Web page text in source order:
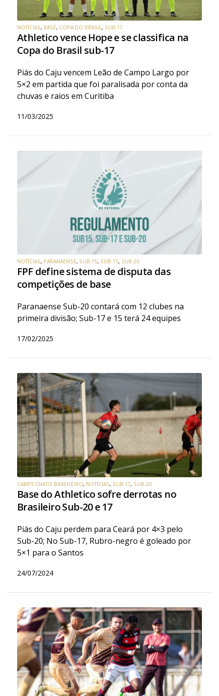
NOTÍCIAS, BASE, COPA DO BRASIL , SUB-17
Athletico vence Hope e se classifica na
Copa do Brasil sub-17
Piás do Caju vencem Leão de Campo Largo por
5×2 em partida que foi paralisada por conta da
chuvas e raios em Curitiba
11/03/2025
NOTÍCIAS, PARANAENSE, SUB-15, SUB-17, SUB-20
FPF define sistema de disputa das
competições de base
Paranaense Sub-20 contará com 12 clubes na
primeira divisão; Sub-17 e 15 terá 24 equipes
17/02/2025
CAMPEONATO BRASILEIRO, NOTÍCIAS, SUB-17, SUB-20
Base do Athletico sofre derrotas no
Brasileiro Sub-20 e 17
Piás do Caju perdem para Ceará por 4×3 pelo
Sub-20; No Sub-17, Rubro-negro é goleado por
5×1 para o Santos
24/07/2024